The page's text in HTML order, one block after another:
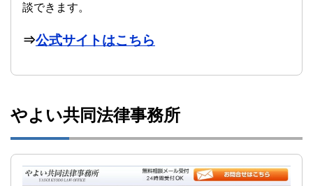
談できます。
⇒公式サイトはこちら
やよい共同法律事務所